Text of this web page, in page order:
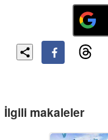
İlgili makaleler